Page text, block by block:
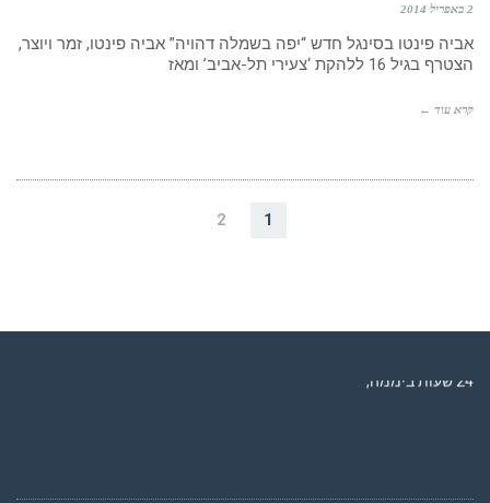
2 באפריל 2014
אביה פינטו בסינגל חדש “יפה בשמלה דהויה” אביה פינטו, זמר ויוצר,
הצטרף בגיל 16 ללהקת ‘צעירי תל-אביב’ ומאז
קרא עוד ←
1
2